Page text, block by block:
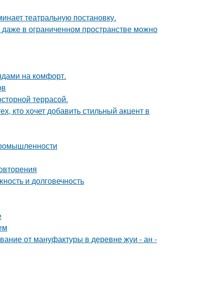
театральную постановку.
в ограниченном пространстве можно
на комфорт.
террасой.
кто хочет добавить стильный акцент в
и долговечность
от мануфактуры в деревне жуи - ан -